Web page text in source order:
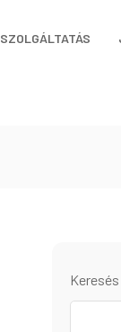
SZOLGÁLTATÁS
Keresés